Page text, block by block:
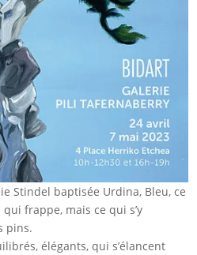
Stindel baptisée Urdina, Bleu, ce
frappe, mais ce qui s’y
pins.
élégants, qui s’élancent